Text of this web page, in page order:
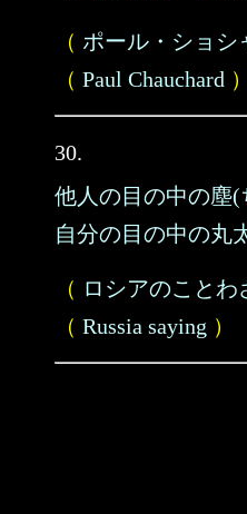
（ ポール・ショシ
（ Paul Chauchard ）
30.
他人の目の中の塵(
自分の目の中の丸
（ ロシアのことわ
（ Russia saying ）